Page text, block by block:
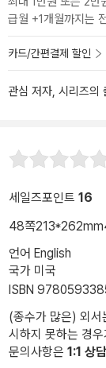
급월 +1개월까지는
카드/간편결제 할인
관심 저자, 시리즈의
세일즈포인트 16
48쪽213*262mm
언어 English
국가 미국
ISBN
(종수가 많은) 외서
시하지 못하는 경
문의사항은 1:1 상담